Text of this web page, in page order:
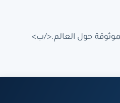
حول العالم.</ب>